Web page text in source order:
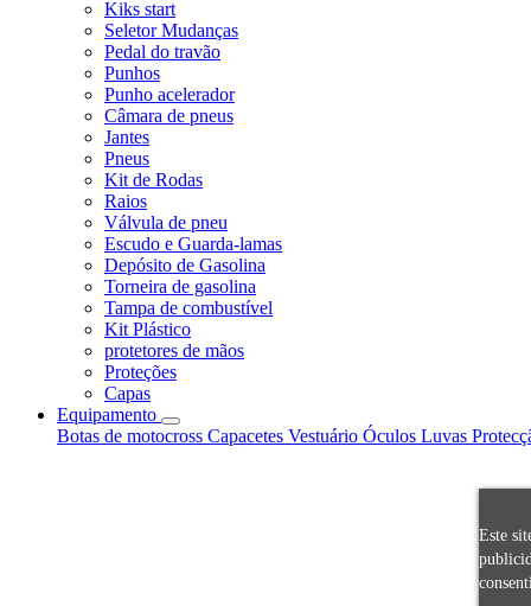
Kiks start
Seletor Mudanças
Pedal do travão
Punhos
Punho acelerador
Câmara de pneus
Jantes
Pneus
Kit de Rodas
Raios
Válvula de pneu
Escudo e Guarda-lamas
Depósito de Gasolina
Torneira de gasolina
Tampa de combustível
Kit Plástico
protetores de mãos
Proteções
Capas
Equipamento
Botas de motocross Capacetes Vestuário Óculos Luvas
Este